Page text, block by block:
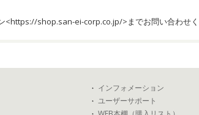
<https://shop.san-ei-corp.co.jp/>までお問い合わせく
インフォメーション
ユーザーサポート